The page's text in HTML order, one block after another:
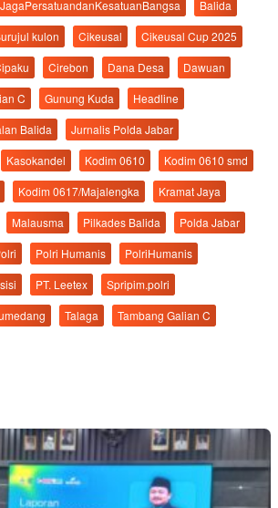
Balida
kulon Cikeusal
Cikeusal Cup 2025
Cirebon Dana Desa
Dawuan
C Gunung Kuda
Headline
Balida
Jurnalis Polda Jabar
Kasokandel Kodim 0610
Kodim 0610 smd
Kodim 0617/Majalengka
Kramat Jaya
Malausma Pilkades Balida
Polda Jabar
Polri Humanis
PolriHumanis
PT. Leetex
Spripim.polri
Talaga
Tambang Galian C